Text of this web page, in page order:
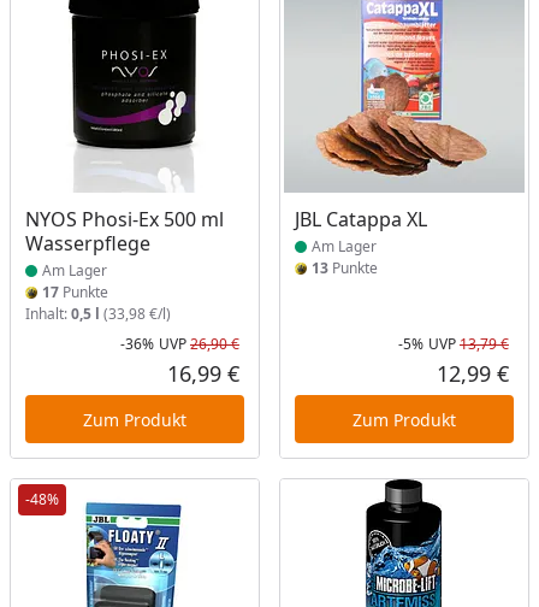
NYOS Phosi-Ex 500 ml
Wasserpflege
Produkt am Lager
Am Lager
17 Punkte
Inhalt:0,5 l (33,98 €/l)
Rabatt in Prozent
-36%
Ursprünglicher Preis
UVP26,90 €
Aktueller Preis
16,99 €
Zum Produkt
JBL Catappa XL
Produkt am Lager
Am Lager
13Punkte
-5% UVP13,79 €
12,99 €
Zum Produkt
-48%